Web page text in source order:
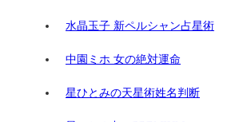
水晶玉子 新ペルシャン占星術
中園ミホ 女の絶対運命
星ひとみの天星術姓名判断